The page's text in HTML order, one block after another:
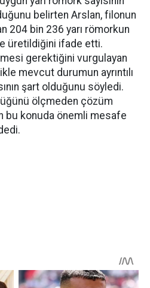
belirten Arslan, filonun
204 bin 236 yarı römorkun
üretildiğini ifade etti.
gerektiğini vurgulayan
mevcut durumun ayrıntılı
şart olduğunu söyledi.
ölçmeden çözüm
bu konuda önemli mesafe